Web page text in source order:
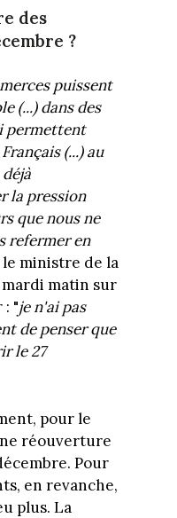
des
?
puissent
(...) dans des
permettent
(...) au
la pression
que nous ne
refermer en
le ministre de la
mardi matin sur
: "je n'ai pas
de penser que
le 27
pour le
réouverture
Pour
en revanche,
plus. La